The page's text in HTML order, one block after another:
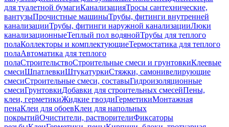
для туалетной бумагиКанализацияТросы сантехнические,
вантузыПрочистные машиныТрубы, фитинги внутренней
канализацииТрубы, фитинги наружной канализацииЛюки
канализационныеТеплый пол водянойТрубы для теплого
полаКоллекторы и комплектующиеТермостатика для теплого
полаАвтоматика для теплого
полаСтроительствоСтроительные смеси и грунтовкиКлеевые
смесиШпатлевкиШтукатуркиСтяжки, самонивелирующие
смесиСтроительные смеси, составыГидроизоляционные
смесиГрунтовкиДобавки для строительных смесейПены,
клеи, герметикиЖидкие гвоздиГерметикиМонтажная
пенаКлеи для обоевКлеи для напольных
покрытийОчистители, растворителиФиксаторы